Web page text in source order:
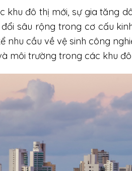
khu đô thị mới, sự gia tăng
sâu rộng trong cơ cấu
nhu cầu về vệ sinh công
môi trường trong các khu đô